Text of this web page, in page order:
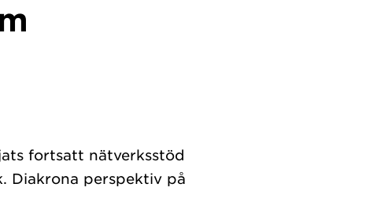
fortsatt nätverksstöd
Diakrona perspektiv på